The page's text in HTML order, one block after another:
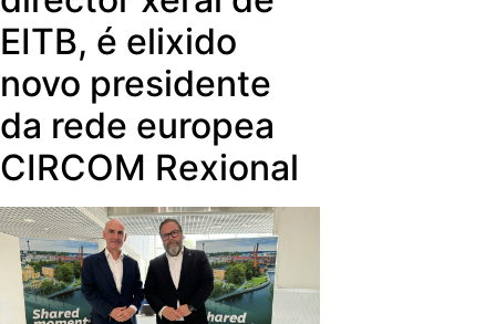
EITB, é elixido
novo presidente
da rede europea
CIRCOM Rexional